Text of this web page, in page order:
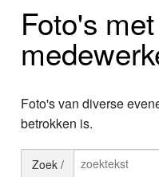
Programma's
Nieuws
Foto's
Video
Foto's
Foto's van diverse
betrokken is.
Zoek /